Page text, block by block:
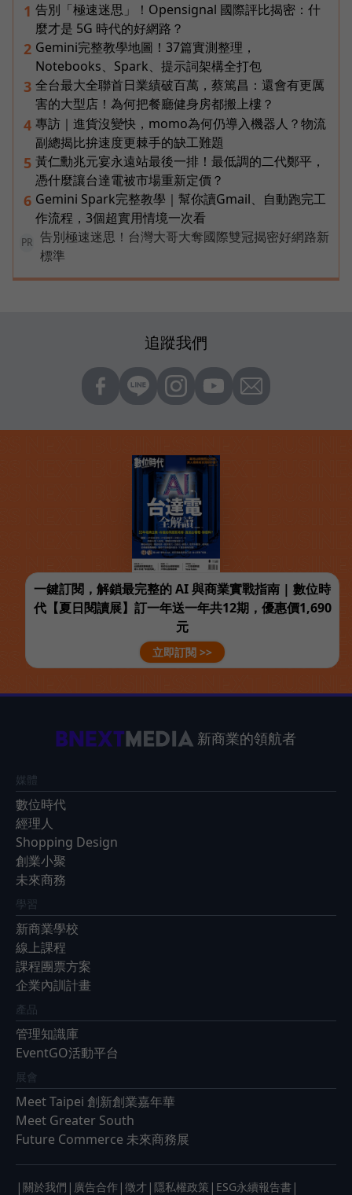
1 告別「極速迷思」！Opensignal 國際評比揭密：什
麼才是 5G 時代的好網路？
2 Gemini完整教學地圖！37篇實測整理，
Notebooks、Spark、提示詞架構全打包
3 全台最大全聯首日業績破百萬，蔡篤昌：還會有更厲
害的大型店！為何把餐廳健身房都搬上樓？
4 專訪｜進貨沒變快，momo為何仍導入機器人？物流
副總揭比拚速度更棘手的缺工難題
5 黃仁勳兆元宴永遠站最後一排！最低調的二代鄭平，
憑什麼讓台達電被市場重新定價？
6 Gemini Spark完整教學｜幫你讀Gmail、自動跑完工
作流程，3個超實用情境一次看
PR
告別極速迷思！台灣大哥大奪國際雙冠揭密好網路新
標準
追蹤我們
一鍵訂閱，解鎖最完整的 AI 與商業實戰指南 | 數位時
代【夏日閱讀展】訂一年送一年共12期，優惠價1,690
元
立即訂閱 >>
新商業的領航者
媒體
數位時代
經理人
Shopping Design
創業小聚
未來商務
學習
新商業學校
線上課程
課程團票方案
企業內訓計畫
產品
管理知識庫
EventGO活動平台
展會
Meet Taipei 創新創業嘉年華
Meet Greater South
Future Commerce 未來商務展
| 關於我們 | 廣告合作 | 徵才 | 隱私權政策 | ESG永續報告書 |